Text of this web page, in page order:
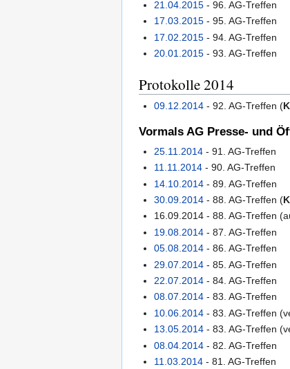
21.04.2015 - 96. AG-Treffen
17.03.2015 - 95. AG-Treffen
17.02.2015 - 94. AG-Treffen
20.01.2015 - 93. AG-Treffen
Protokolle 2014
09.12.2014 - 92. AG-Treffen (
Vormals AG Presse- und
25.11.2014 - 91. AG-Treffen
11.11.2014 - 90. AG-Treffen
14.10.2014 - 89. AG-Treffen
30.09.2014 - 88. AG-Treffen (
16.09.2014 - 88. AG-Treffen
19.08.2014 - 87. AG-Treffen
05.08.2014 - 86. AG-Treffen
29.07.2014 - 85. AG-Treffen
22.07.2014 - 84. AG-Treffen
08.07.2014 - 83. AG-Treffen
10.06.2014 - 83. AG-Treffen
13.05.2014 - 83. AG-Treffen
08.04.2014 - 82. AG-Treffen
11.03.2014 - 81. AG-Treffen